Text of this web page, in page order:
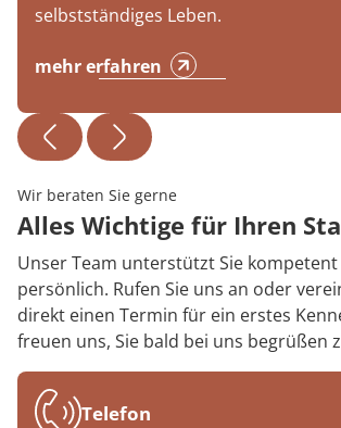
selbstständiges Leben.
mehr erfahren
Wir beraten Sie gerne
Alles Wichtige für Ihren
Unser Team unterstützt Sie
persönlich. Rufen Sie uns an oder
direkt einen Termin für ein erstes
freuen uns, Sie bald bei uns begrüßen
Telefon